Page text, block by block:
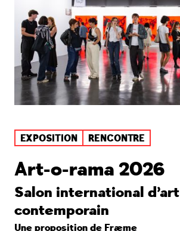
EXPOSITION RENCONTRE
Art-o-rama 2026
Salon international d’art
contemporain
Une proposition de Fræme